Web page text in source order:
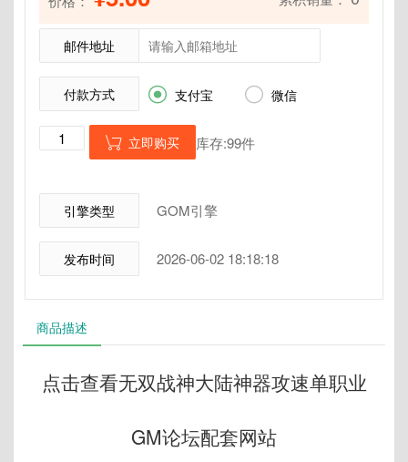
邮件地址
付款方式  支付宝  微信
 立即购买 库存:99件
引擎类型 GOM引擎
发布时间 2026-06-02 18:18:18
商品描述
点击查看无双战神大陆神器攻速单职业
GM论坛配套网站